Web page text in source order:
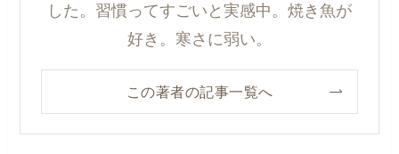
した。習慣ってすごいと実感中。焼き魚が
好き。寒さに弱い。
この著者の記事一覧へ